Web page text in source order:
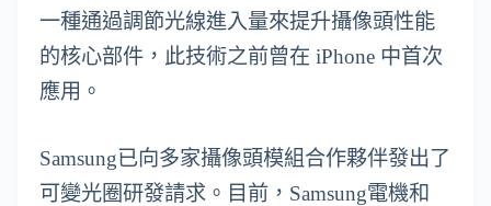
一種通過調節光線進入量來提升攝像頭性能
的核心部件，此技術之前曾在 iPhone 中首次
應用。
Samsung已向多家攝像頭模組合作夥伴發出了
可變光圈研發請求。目前，Samsung電機和